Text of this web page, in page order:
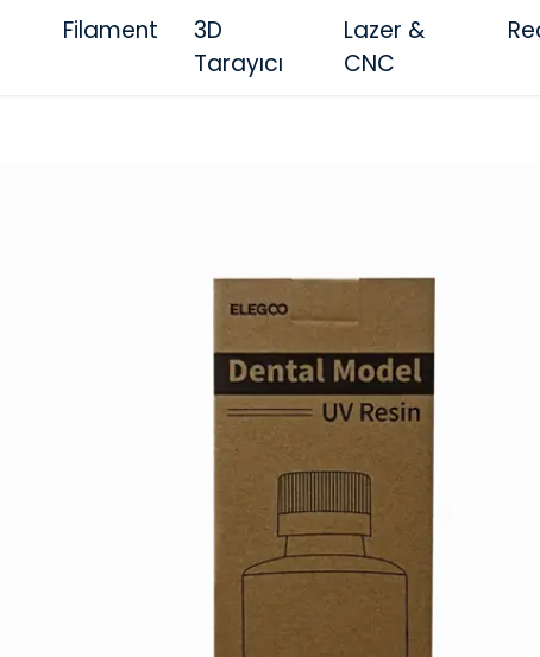
Filament
3D
Tarayıcı
Lazer &
CNC